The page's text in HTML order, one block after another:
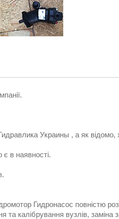
Украины , а як
в наявності.
Гидронасос повністю
калібрування вузлів, заміна